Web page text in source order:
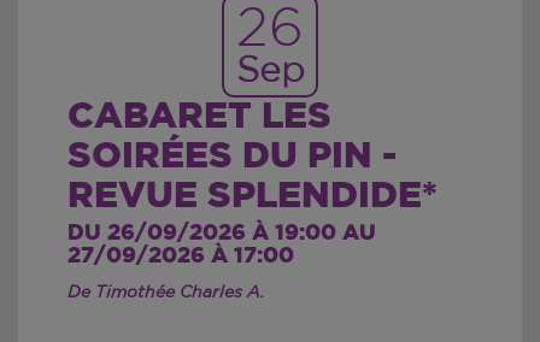
26
Sep
CABARET LES
SOIRÉES DU PIN -
REVUE SPLENDIDE*
DU 26/09/2026 À 19:00 AU
27/09/2026 À 17:00
De Timothée Charles A.